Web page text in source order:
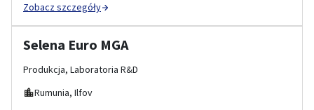
Zobacz szczegóły
Selena Euro MGA
Produkcja, Laboratoria R&D
Rumunia, Ilfov